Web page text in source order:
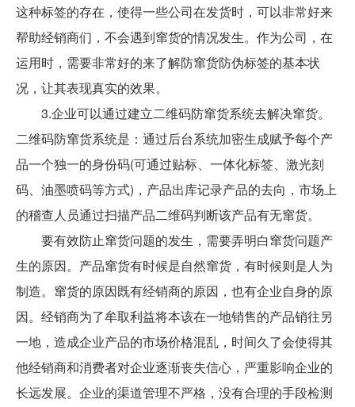
这种标签的存在，使得一些公司在发货时，可以非常好来
帮助经销商们，不会遇到窜货的情况发生。作为公司，在
运用时，需要非常好的来了解防窜货防伪标签的基本状
况，让其表现真实的效果。
3.企业可以通过建立二维码防窜货系统去解决窜货。
二维码防窜货系统是：通过后台系统加密生成赋予每个产
品一个独一的身份码(可通过贴标、一体化标签、激光刻
码、油墨喷码等方式)，产品出库记录产品的去向，市场上
的稽查人员通过扫描产品二维码判断该产品有无窜货。
要有效防止窜货问题的发生，需要弄明白窜货问题产
生的原因。产品窜货有时候是自然窜货，有时候则是人为
制造。窜货的原因既有经销商的原因，也有企业自身的原
因。经销商为了牟取利益将本该在一地销售的产品销往另
一地，造成企业产品的市场价格混乱，时间久了会使得其
他经销商和消费者对企业逐渐丧失信心，严重影响企业的
长远发展。企业的渠道管理不严格，没有合理的手段检测